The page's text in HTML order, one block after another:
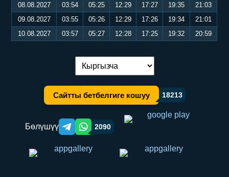
08.08.2027
03:54 05:25 12:29 17:27 19:35
21:03
09.08.2027
03:55 05:26 12:29 17:26 19:34
21:01
10.08.2027
03:57 05:27 12:28 17:25 19:32 20:59
Тилди алмаштыруу:
Сайтты бетбелгиге кошуу 18213
Бөлүшүү Telegram orqali ulashish
WhatsApp orqali ulashish
2090